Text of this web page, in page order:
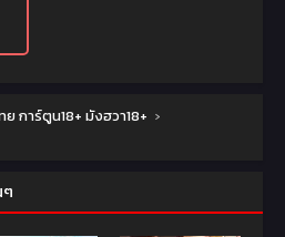
การ์ตูน18+ มังฮวา18+ ›